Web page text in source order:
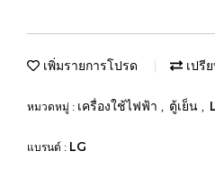
เพิ่มรายการโปรด เปรี
หมวดหมู่ : เครื่องใช้ไฟฟ้า , ตู้เย็น ,
แบรนด์ : LG